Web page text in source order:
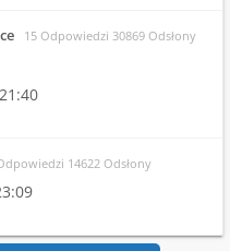
15 Odpowiedzi 30869 Odsłony
14622 Odsłony